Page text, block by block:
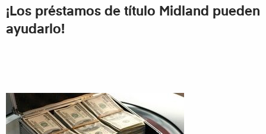
¡Los préstamos de título Midland pueden
ayudarlo!